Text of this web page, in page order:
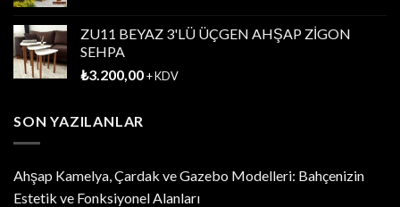
ZU11 BEYAZ 3'LÜ ÜÇGEN AHŞAP ZİGON
SEHPA
₺3.200,00+ KDV
SON YAZILANLAR
Ahşap Kamelya, Çardak ve Gazebo Modelleri: Bahçenizin
Estetik ve Fonksiyonel Alanları